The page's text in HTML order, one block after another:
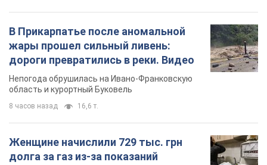
В Прикарпатье после аномальной
жары прошел сильный ливень:
дороги превратились в реки. Видео
Непогода обрушилась на Ивано-Франковскую
область и курортный Буковель
8 часов назад 16,6 т.
Женщине начислили 729 тыс. грн
долга за газ из-за показаний